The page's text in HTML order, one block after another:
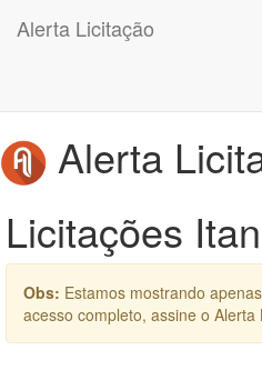
Alerta Licitação
Alerta
Licitações
Obs: Estamos mostrando
acesso completo, assine o Alerta